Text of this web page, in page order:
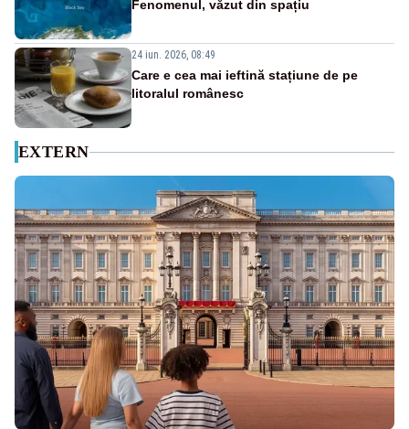
Fenomenul, văzut din spațiu
24 iun. 2026, 08:49
Care e cea mai ieftină stațiune de pe
litoralul românesc
EXTERN